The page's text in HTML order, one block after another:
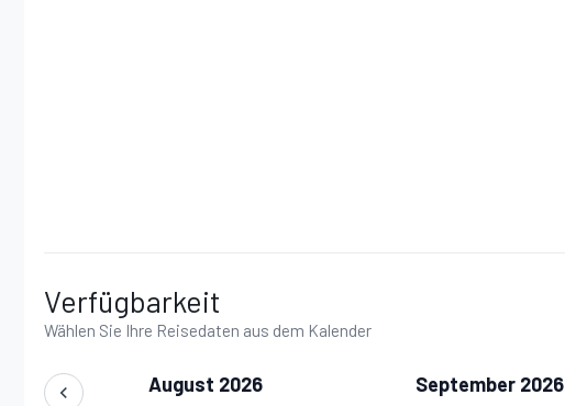
Verfügbarkeit
Wählen Sie Ihre Reisedaten aus dem Kalender
August 2026 September 2026